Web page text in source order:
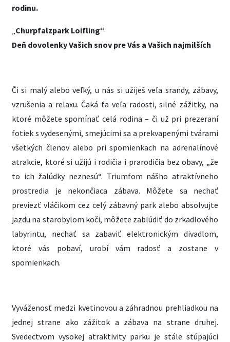
rodinu.
„Churpfalzpark Loifling“
Deň dovolenky Vašich snov pre Vás a Vašich najmilších
Či si malý alebo veľký, u nás si užiješ veľa srandy, zábavy,
vzrušenia a relaxu. Čaká ťa veľa radosti, silné zážitky, na
ktoré môžete spomínať celá rodina – či už pri prezeraní
fotiek s vydesenými, smejúcimi sa a prekvapenými tvárami
všetkých členov alebo pri spomienkach na adrenalínové
atrakcie, ktoré si užijú i rodičia i prarodičia bez obavy, „že
to ich žalúdky neznesú“. Triumfom nášho atraktívneho
prostredia je nekončiaca zábava. Môžete sa nechať
previezť vláčikom cez celý zábavný park alebo absolvujte
jazdu na starobylom koči, môžete zablúdiť do zrkadlového
labyrintu, nechať sa zabaviť elektronickým divadlom,
ktoré vás pobaví, urobí vám radosť a zostane v
spomienkach.
Vyváženosť medzi kvetinovou a záhradnou prehliadkou na
jednej strane ako zážitok a zábava na strane druhej.
Svedectvom vysokej atraktivity parku je stále stúpajúci